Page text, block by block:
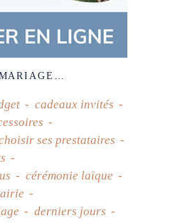
cadeaux invités
ses prestataires
cérémonie laïque
derniers jours